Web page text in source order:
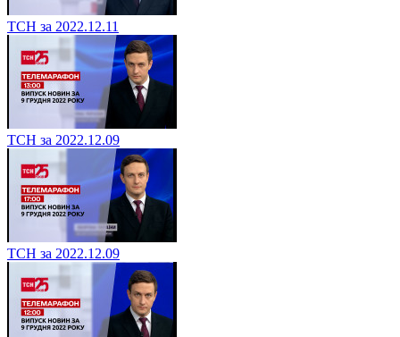
ТСН за 2022.12.11
ТСН за 2022.12.09
ТСН за 2022.12.09